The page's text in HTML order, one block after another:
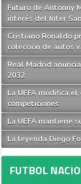
Futuro de Antonny
interés del Inter
Cristiano Ronaldo
colección de autos
Real Madrid
2032
La UEFA modifica
competiciones
La UEFA mantiene
La leyenda Diego
FUTBOL